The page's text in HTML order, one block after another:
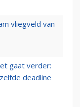
vliegveld van
gaat verder:
deadline